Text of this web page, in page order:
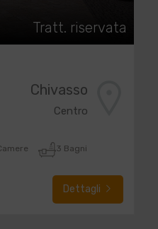
Tratt. riservata
Chivasso
Centro
3 Bagni
Dettagli